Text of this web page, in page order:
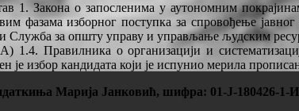
1. Закона о запосленима у аутономним
фазама изборног поступка за спровођење
Служба за општу управу и управљање људским
1.4. Правилника о организацији и
је избор кандидата који је испунио мерила
Марија Јанковић, шифра: 01-Ј-180426-1-